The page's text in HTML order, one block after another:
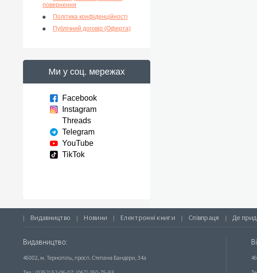
повернення
Політика конфіденційності
Публічний договір (Оферта)
Ми у соц. мережах
Facebook
Instagram
Threads
Telegram
YouTube
TikTok
| Видавництво | Новини | Електронні книги | Співпраця | Де
Видавництво:
46002, м. Тернопіль, просп. Степана Бандери, 34а